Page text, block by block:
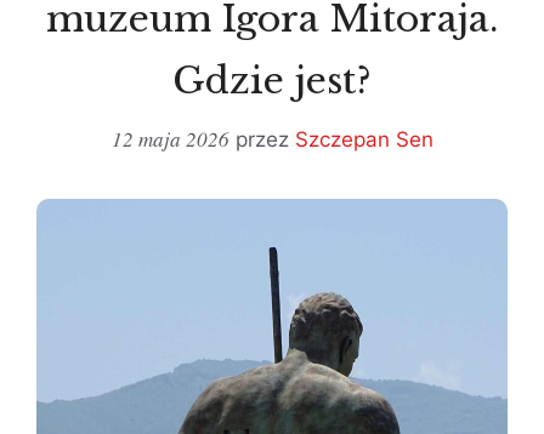
muzeum Igora Mitoraja.
Gdzie jest?
12 maja 2026 przez Szczepan Sen